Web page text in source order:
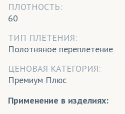
ПЛОТНОСТЬ:
60
ТИП ПЛЕТЕНИЯ:
Полотняное переплетение
ЦЕНОВАЯ КАТЕГОРИЯ:
Премиум Плюс
Применение в изделиях: